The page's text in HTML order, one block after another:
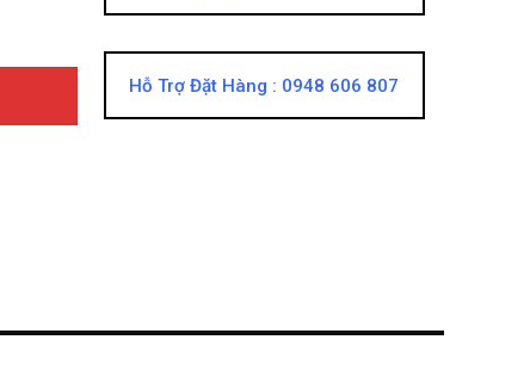
Hỗ Trợ Đặt Hàng : 0948 606 807